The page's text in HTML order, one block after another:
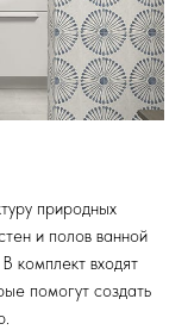
природных
и полов ванной
комплект входят
помогут создать